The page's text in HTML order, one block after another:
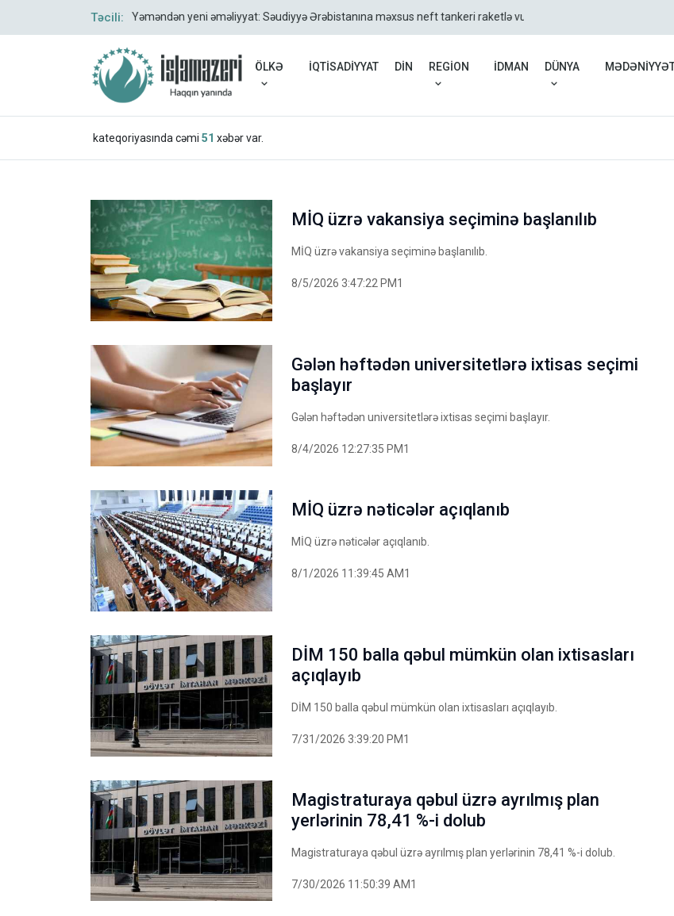
Təcili: Yəməndən yeni əməliyyat: Səudiyyə Ərəbistanına məxsus neft tankeri raketlə vuruldu Livan yenidən
ÖLKƏ İQTİSADİYYAT DİN REGİON İDMAN DÜNYA
kateqoriyasında cəmi 51 xəbər var.
MİQ üzrə vakansiya seçiminə başlanılıb
MİQ üzrə vakansiya seçiminə başlanılıb.
8/5/2026 3:47:22 PM1
Gələn həftədən universitetlərə ixtisas seçimi
başlayır
Gələn həftədən universitetlərə ixtisas seçimi başlayır.
8/4/2026 12:27:35 PM1
MİQ üzrə nəticələr açıqlanıb
MİQ üzrə nəticələr açıqlanıb.
8/1/2026 11:39:45 AM1
DİM 150 balla qəbul mümkün olan ixtisasları
açıqlayıb
DİM 150 balla qəbul mümkün olan ixtisasları açıqlayıb.
7/31/2026 3:39:20 PM1
Magistraturaya qəbul üzrə ayrılmış plan
yerlərinin 78,41 %-i dolub
Magistraturaya qəbul üzrə ayrılmış plan yerlərinin 78,41 %-i dolub.
7/30/2026 11:50:39 AM1